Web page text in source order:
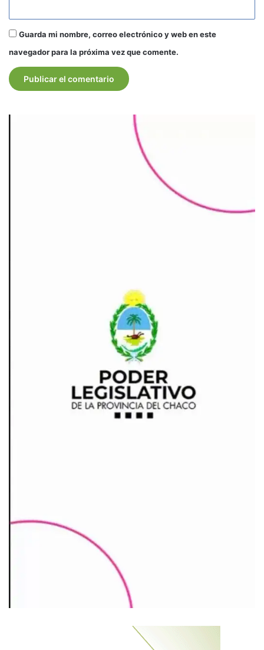
Guarda mi nombre, correo electrónico y web en este
navegador para la próxima vez que comente.